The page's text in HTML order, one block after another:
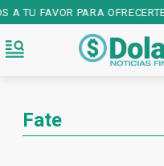
FAVOR PARA OFRECERTE
Fate